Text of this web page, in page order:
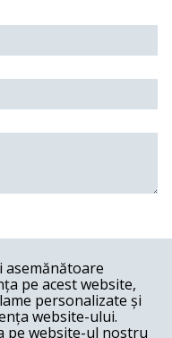
Nici familia
Dar, astea ne sunt
" " Tradati din
pentru fiul meu " "
asemănătoare
pe acest website,
personalizate și
website-ului.
pe website-ul nostru